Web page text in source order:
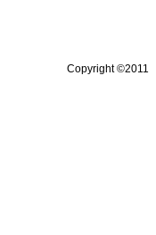
Copyright ©2011